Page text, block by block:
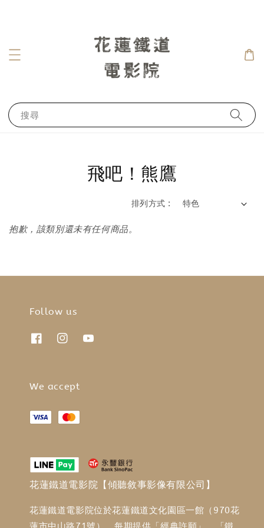
搜尋
飛吧！熊鷹
排列方式 :
抱歉，該類別還未有任何商品。
Follow us
We accept
花蓮鐵道電影院【傾聽敘事影像有限公司】
花蓮鐵道電影院位於花蓮鐵道文化園區一館（970花